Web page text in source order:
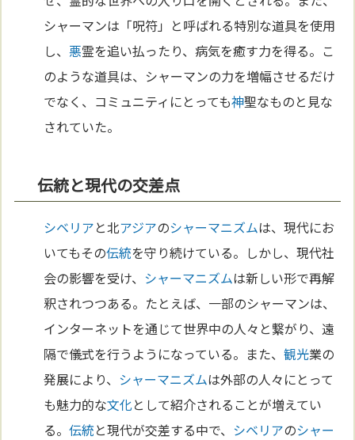
シャーマンは「呪符」と呼ばれる特別な道具を使用
し、悪霊を追い払ったり、病気を癒す力を得る。こ
のような道具は、シャーマンの力を増幅させるだけ
でなく、コミュニティにとっても神聖なものと見な
されていた。
伝統と現代の交差点
シベリアと北アジアのシャーマニズムは、現代にお
いてもその伝統を守り続けている。しかし、現代社
会の影響を受け、 シャーマニズムは新しい形で再解
釈されつつある。たとえば、一部のシャーマンは、
インターネットを通じて世界中の人々と繋がり、遠
隔で儀式を行うようになっている。また、観光業の
発展により、 シャーマニズムは外部の人々にとって
も魅力的な文化として紹介されることが増えてい
る。伝統と現代が交差する中で、 シベリアのシャー